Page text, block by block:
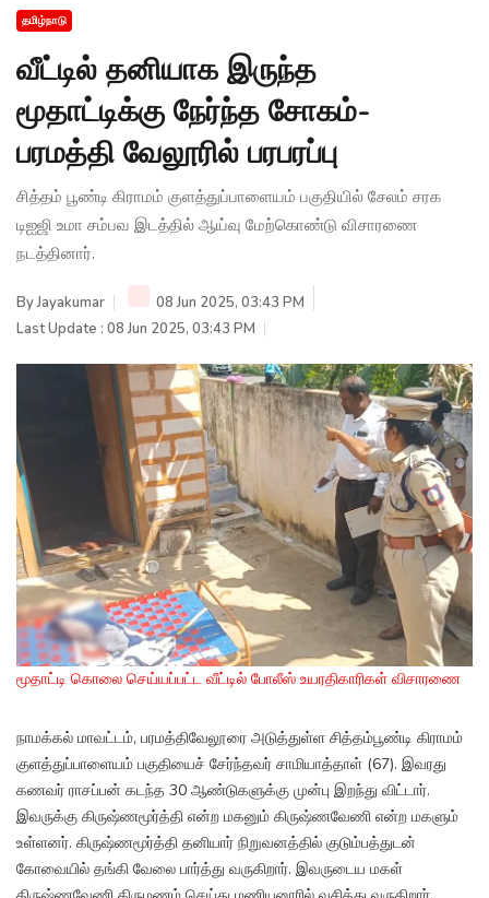
தமிழ்நாடு
வீட்டில் தனியாக இருந்த
மூதாட்டிக்கு நேர்ந்த சோகம்-
பரமத்தி வேலூரில் பரபரப்பு
சித்தம் பூண்டி கிராமம் குளத்துப்பாளையம் பகுதியில் சேலம் சரக
டிஐஜி உமா சம்பவ இடத்தில் ஆய்வு மேற்கொண்டு விசாரணை
நடத்தினார்.
ByJayakumar
08 Jun 2025, 03:43 PM
Last Update : 08 Jun 2025, 03:43 PM
மூதாட்டி கொலை செய்யப்பட்ட வீட்டில் போலீஸ் உயரதிகாரிகள் விசாரணை
நாமக்கல் மாவட்டம், பரமத்திவேலூரை அடுத்துள்ள சித்தம்பூண்டி கிராமம்
குளத்துப்பாளையம் பகுதியைச் சேர்ந்தவர் சாமியாத்தாள் (67). இவரது
கணவர் ராசப்பன் கடந்த 30 ஆண்டுகளுக்கு முன்பு இறந்து விட்டார்.
இவருக்கு கிருஷ்ணமூர்த்தி என்ற மகனும் கிருஷ்ணவேணி என்ற மகளும்
உள்ளனர். கிருஷ்ணமூர்த்தி தனியார் நிறுவனத்தில் குடும்பத்துடன்
கோவையில் தங்கி வேலை பார்த்து வருகிறார். இவருடைய மகள்